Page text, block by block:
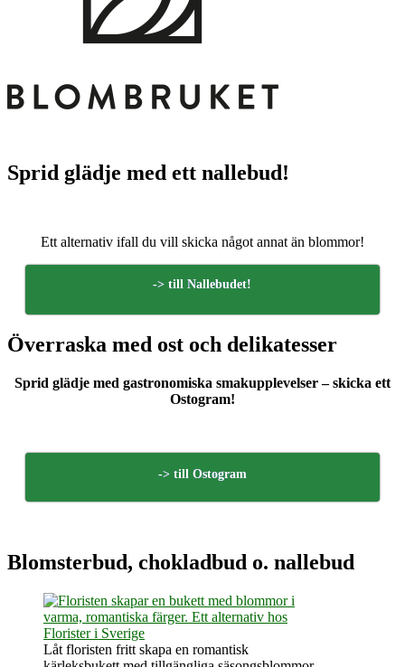
Sprid glädje med ett nallebud!
Ett alternativ ifall du vill skicka något annat än blommor!
-> till Nallebudet!
Överraska med ost och delikatesser
Sprid glädje med gastronomiska smakupplevelser – skicka ett
Ostogram!
-> till Ostogram
Blomsterbud, chokladbud o. nallebud
Låt floristen fritt skapa en romantisk